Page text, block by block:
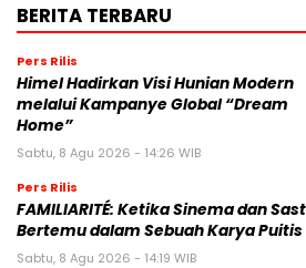
BERITA TERBARU
Pers Rilis
Himel Hadirkan Visi Hunian Modern
melalui Kampanye Global “Dream
Home”
Sabtu, 8 Agu 2026 - 14:26 WIB
Pers Rilis
FAMILIARITÉ: Ketika Sinema dan
Bertemu dalam Sebuah Karya Puitis
Sabtu, 8 Agu 2026 - 14:19 WIB